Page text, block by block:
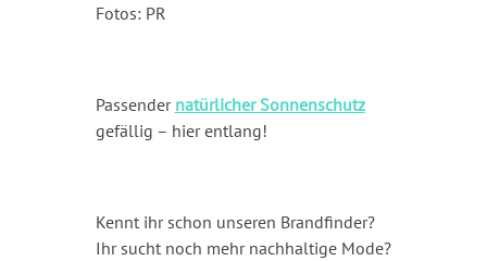
Fotos: PR
Passender natürlicher Sonnenschutz
gefällig – hier entlang!
Kennt ihr schon unseren Brandfinder?
Ihr sucht noch mehr nachhaltige Mode?